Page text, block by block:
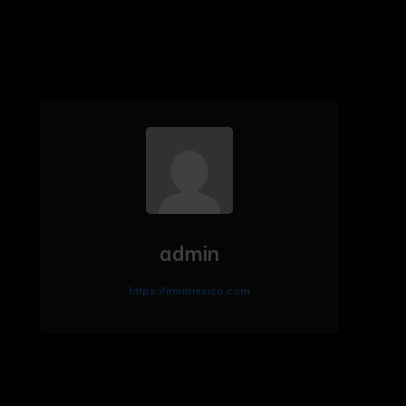
admin
https://imnmexico.com